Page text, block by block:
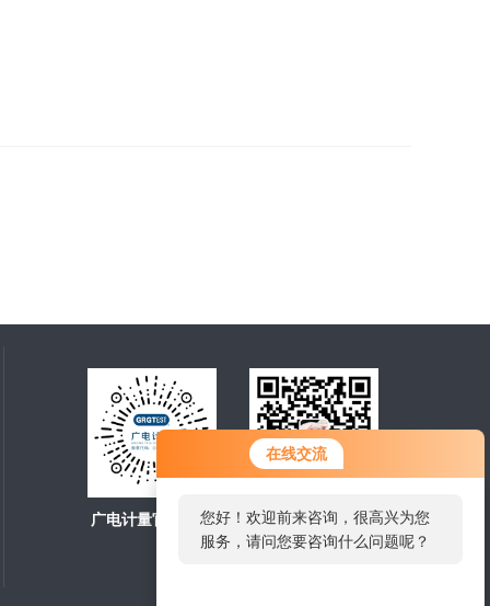
在线交流
您好！欢迎前来咨询，很高兴为您
服务，请问您要咨询什么问题呢？
扫一扫，关注微信
广电计量官方商城